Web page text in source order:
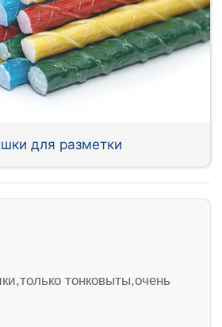
для разметки
тонковыты,очень